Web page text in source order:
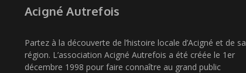
Acigné Autrefois
Partez à la découverte de l’histoire locale d’Acigné et de sa
région. L’association Acigné Autrefois a été créée le 1er
décembre 1998 pour faire connaître au grand public